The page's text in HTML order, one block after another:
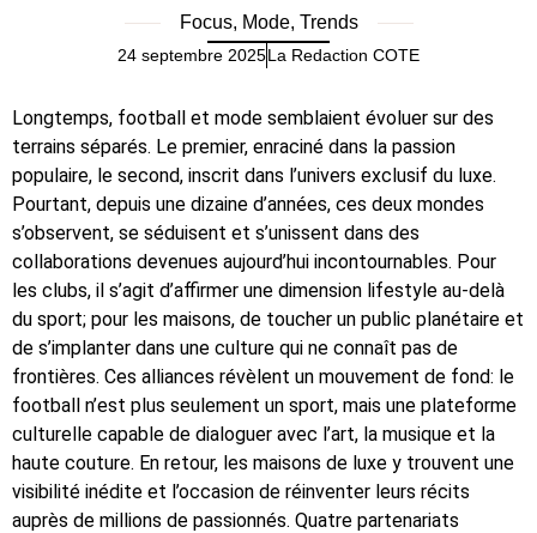
Focus, Mode, Trends
24 septembre 2025La Redaction COTE
Longtemps, football et mode semblaient évoluer sur des
terrains séparés. Le premier, enraciné dans la passion
populaire, le second, inscrit dans l’univers exclusif du luxe.
Pourtant, depuis une dizaine d’années, ces deux mondes
s’observent, se séduisent et s’unissent dans des
collaborations devenues aujourd’hui incontournables. Pour
les clubs, il s’agit d’affirmer une dimension lifestyle au-delà
du sport; pour les maisons, de toucher un public planétaire et
de s’implanter dans une culture qui ne connaît pas de
frontières. Ces alliances révèlent un mouvement de fond: le
football n’est plus seulement un sport, mais une plateforme
culturelle capable de dialoguer avec l’art, la musique et la
haute couture. En retour, les maisons de luxe y trouvent une
visibilité inédite et l’occasion de réinventer leurs récits
auprès de millions de passionnés. Quatre partenariats